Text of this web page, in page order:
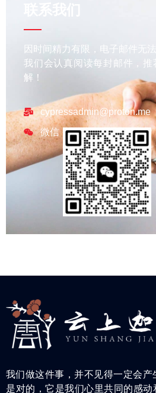
因时间精力有限，电子邮件无
我们会认真阅读每封邮件，推
解！
cypressadmin@proton.me
微信
我们做这件事，并不见得一定会
是对的，它是我们心里共同的感